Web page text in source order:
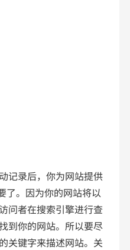
记录后，你为网站提供
了。因为你的网站将以
问者在搜索引擎进行查
到你的网站。所以要尽
关键字来描述网站。关